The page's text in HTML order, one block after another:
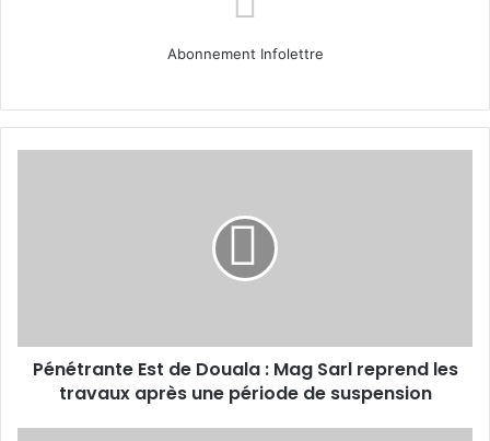
Abonnement Infolettre
les
travaux
Pénétrante Est de Douala : Mag Sarl reprend les
travaux après une période de suspension